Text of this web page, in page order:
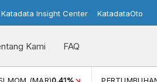
Katadata Insight Center KatadataOto
Kami FAQ